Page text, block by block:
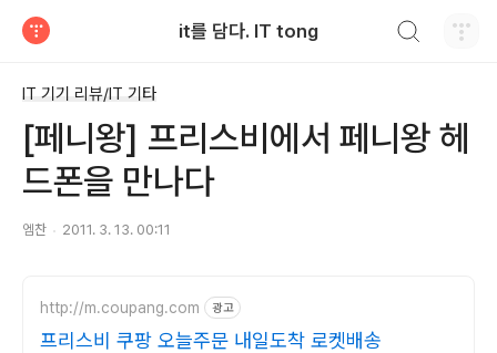
it를 담다. IT tong
IT 기기 리뷰/IT 기타
[페니왕] 프리스비에서 페니왕 헤
드폰을 만나다
엠찬 2011. 3. 13. 00:11
http://m.coupang.com 광고
프리스비 쿠팡 오늘주문 내일도착 로켓배송